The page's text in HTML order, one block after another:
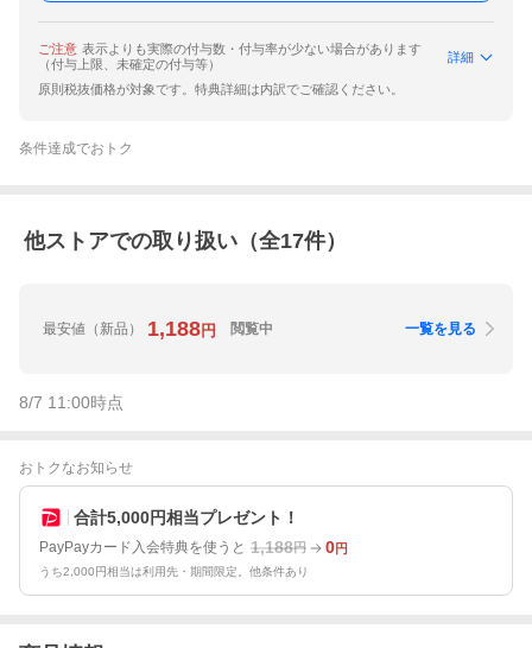
ご注意 表示よりも実際の付与数・付与率が少ない場合があります
（付与上限、未確定の付与等）
詳細
原則税抜価格が対象です。特典詳細は内訳でご確認ください。
条件達成でおトク
他ストアでの取り扱い（全17件）
最安値 （新品） 1,188円 閲覧中 一覧を見る
8/7 11:00時点
おトクなお知らせ
合計5,000円相当プレゼント！
PayPayカード入会特典を使うと 1,188円 0円
うち2,000円相当は利用先・期間限定。他条件あり